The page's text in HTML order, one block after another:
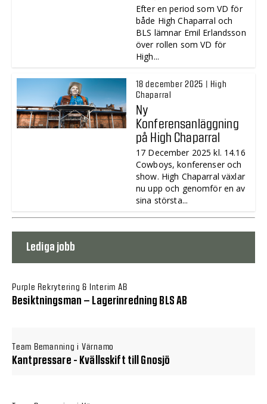
Efter en period som VD för
både High Chaparral och
BLS lämnar Emil Erlandsson
över rollen som VD för
High...
18 december 2025 | High
Chaparral
Ny
Konferensanläggning
på High Chaparral
17 December 2025 kl. 14.16
Cowboys, konferenser och
show. High Chaparral växlar
nu upp och genomför en av
sina största...
Lediga jobb
Purple Rekrytering & Interim AB
Besiktningsman – Lagerinredning BLS AB
Team Bemanning i Värnamo
Kantpressare - Kvällsskift till Gnosjö